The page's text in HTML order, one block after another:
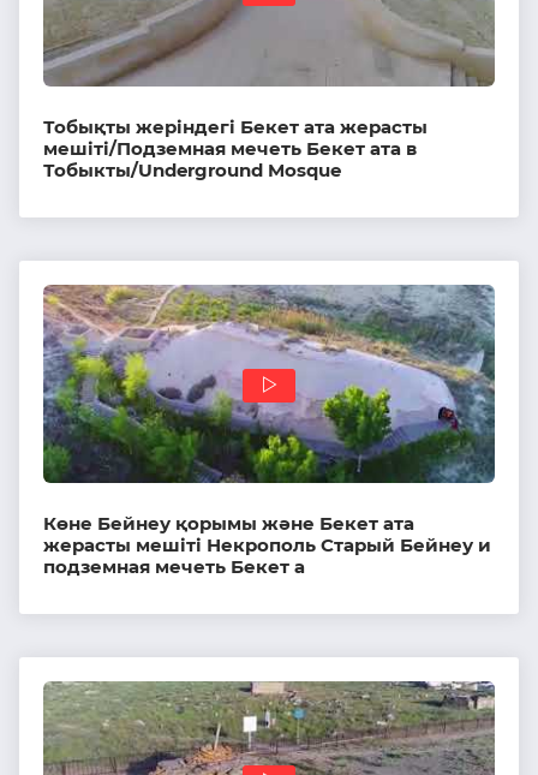
Тобықты жеріндегі Бекет ата жерасты
мешіті/Подземная мечеть Бекет ата в
Тобыкты/Underground Mosque
Көне Бейнеу қорымы және Бекет ата
жерасты мешіті Некрополь Старый Бейнеу и
подземная мечеть Бекет а